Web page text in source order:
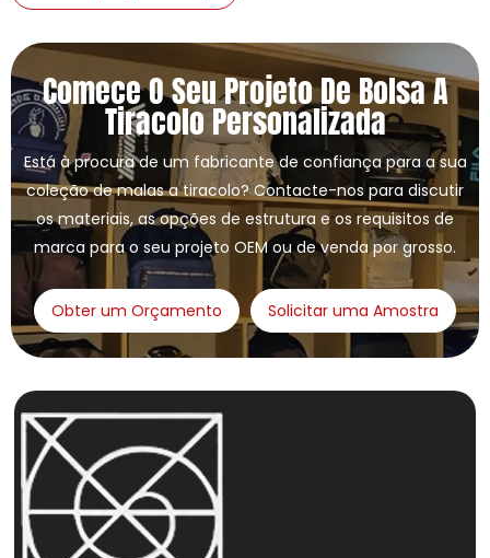
Comece O Seu Projeto De Bolsa A
Tiracolo Personalizada
Está à procura de um fabricante de confiança para a sua
coleção de malas a tiracolo? Contacte-nos para discutir
os materiais, as opções de estrutura e os requisitos de
marca para o seu projeto OEM ou de venda por grosso.
Obter um Orçamento Solicitar uma Amostra